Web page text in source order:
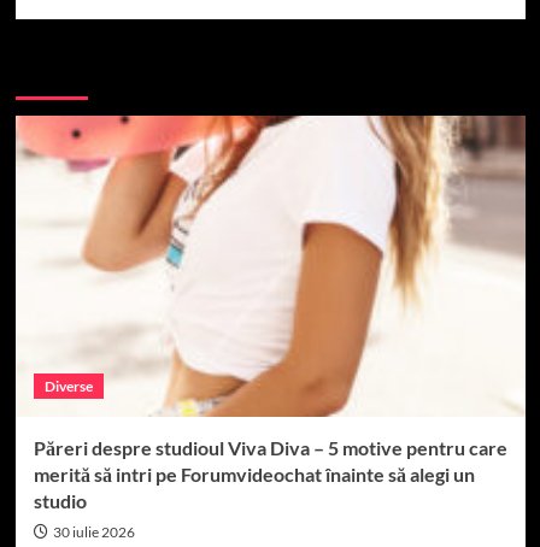
Diverse
Păreri despre studioul Viva Diva – 5 motive pentru care
merită să intri pe Forumvideochat înainte să alegi un
studio
30 iulie 2026